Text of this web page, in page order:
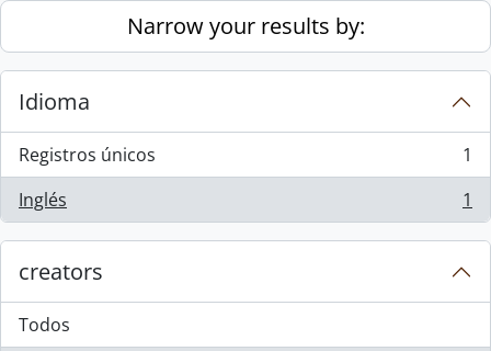
Skip to main contentNarrow your results by:
Idioma
Registros únicos
, 1 resultados
1
Inglés
, 1 resultados 1
creators
Todos